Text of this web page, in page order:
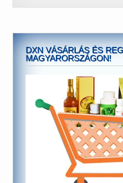
DXN VÁSÁRLÁS ÉS
MAGYARORSZÁGON!